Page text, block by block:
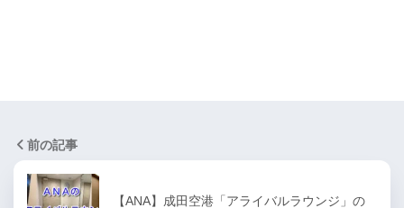
前の記事
【ANA】成田空港「アライバルラウンジ」の